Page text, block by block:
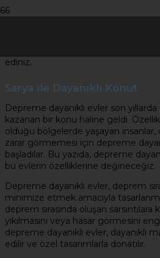
ediniz.
Sarya ile Dayanıklı Konut
Depreme dayanıklı evler son
kazanan bir konu haline geldi.
olduğu bölgelerde yaşayan insanlar,
zarar görmemesi için depreme
başladılar. Bu yazıda, depreme
bu evlerin özelliklerine değineceğiz.
Depreme dayanıklı evler, deprem
minimize etmek amacıyla
deprem sırasında oluşan sarsıntılara
yıkılmasını veya hasar görmesini
depreme dayanıklı evler, dayanıklı
edilir ve özel tasarımlarla donatılır.